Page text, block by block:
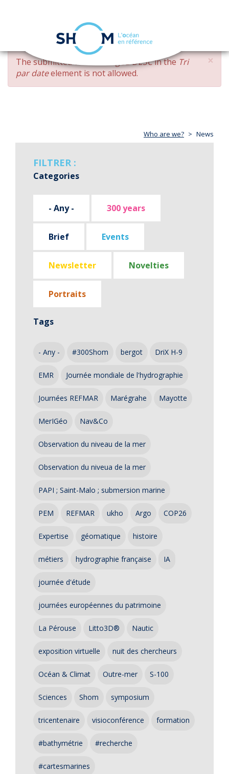
Skip
main
content
navigation
×
ERROR
MESSAGE
The submitted value changed DESCin the Tri
par dateelement is not allowed.
Who are we? News
FILTRER :
Categories
- Any - 300 years
Brief Events
Newsletter Novelties
Portraits
Tags
- Any - #300Shom bergot DriX H-9
EMR Journée mondiale de l'hydrographie
Journées REFMAR Marégrahe Mayotte
MerIGéo Nav&Co
Observation du niveau de la mer
Observation du niveua de la mer
PAPI ; Saint-Malo ; submersion marine
PEM REFMAR ukho Argo COP26
Expertise géomatique histoire
métiers hydrographie française IA
journée d'étude
journées européennes du patrimoine
La Pérouse Litto3D® Nautic
exposition virtuelle nuit des chercheurs
Océan & Climat Outre-mer S-100
Sciences Shom symposium
tricentenaire visioconférence formation
#bathymétrie #recherche
#cartesmarines